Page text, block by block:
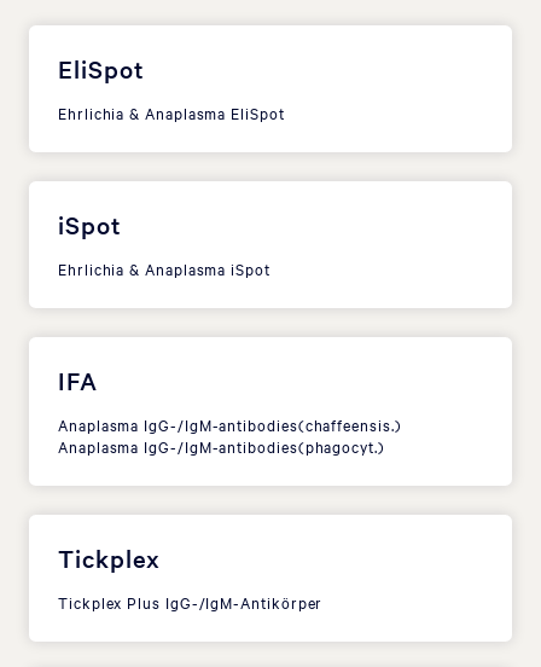
EliSpot
Ehrlichia & Anaplasma EliSpot
iSpot
Ehrlichia & Anaplasma iSpot
IFA
Anaplasma IgG-/IgM-antibodies(chaffeensis.)
Anaplasma IgG-/IgM-antibodies(phagocyt.)
Tickplex
Tickplex Plus IgG-/IgM-Antikörper